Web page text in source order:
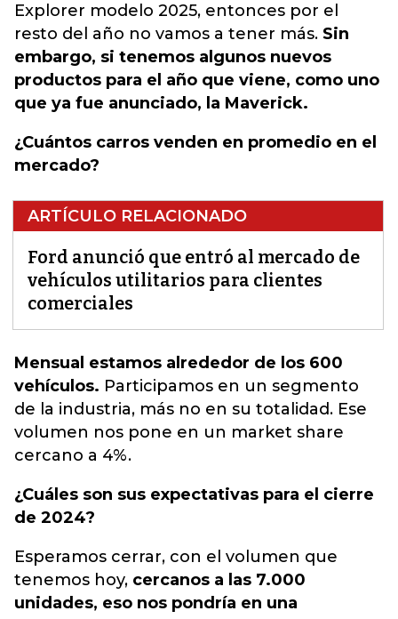
Explorer modelo 2025, entonces por el
resto del año no vamos a tener más. Sin
embargo, si tenemos algunos nuevos
productos para el año que viene, como uno
que ya fue anunciado, la Maverick.
¿Cuántos carros venden en promedio en el
mercado?
ARTÍCULO RELACIONADO
Ford anunció que entró al mercado de
vehículos utilitarios para clientes
comerciales
Mensual estamos alrededor de los 600
vehículos. Participamos en un segmento
de la industria, más no en su totalidad. Ese
volumen nos pone en un market share
cercano a 4%.
¿Cuáles son sus expectativas para el cierre
de 2024?
Esperamos cerrar, con el volumen que
tenemos hoy, cercanos a las 7.000
unidades, eso nos pondría en una